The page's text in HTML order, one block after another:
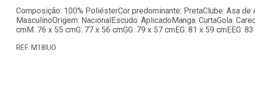
Composição: 100% PoliésterCor predominante: PretaClube: Asa de
MasculinoOrigem: NacionalEscudo: AplicadoManga: CurtaGola:
cmM: 76 x 55 cmG: 77 x 56 cmGG: 79 x 57 cmEG: 81 x 59 cmEEG:
REF: M18IUO